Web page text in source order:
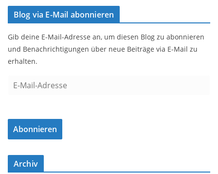
Blog via E-Mail abonnieren
Gib deine E-Mail-Adresse an, um diesen Blog zu abonnieren
und Benachrichtigungen über neue Beiträge via E-Mail zu
erhalten.
a
l
-
Abonnieren
Archiv